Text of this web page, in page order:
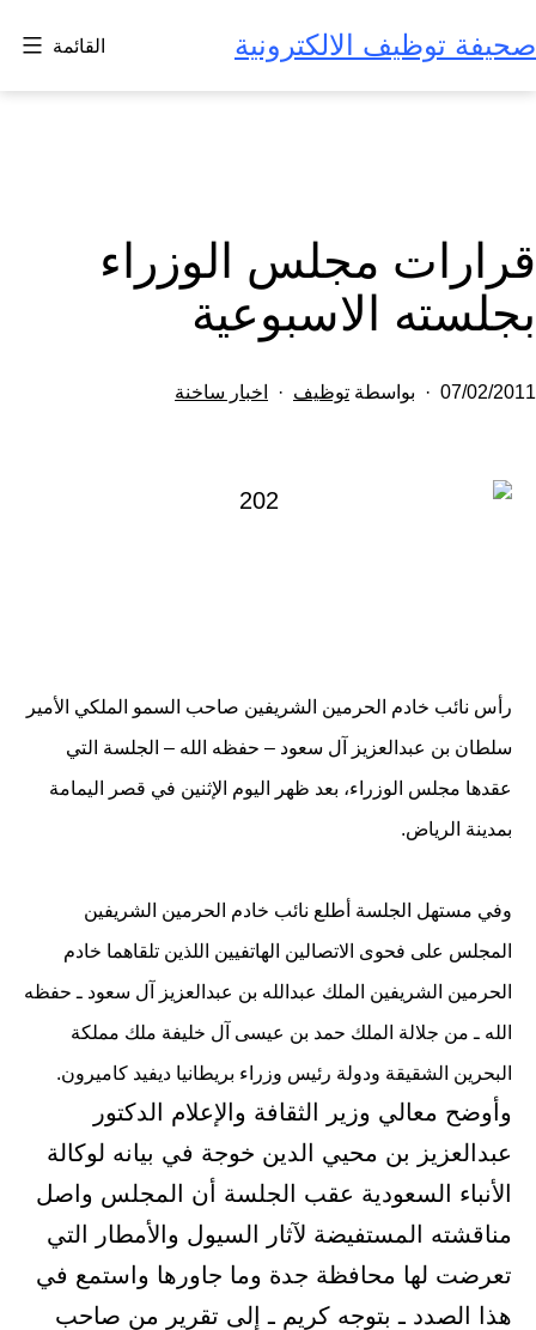
إلى
المحتوى
صحيفة توظيف الالكترونية القائمة
قرارات مجلس الوزراء
بجلسته الاسبوعية
تم
07/02/2011 بواسطة توظيف
مصنف
اخبار ساخنة
رأس نائب خادم الحرمين الشريفين صاحب السمو الملكي الأمير
سلطان بن عبدالعزيز آل سعود – حفظه الله – الجلسة التي
عقدها مجلس الوزراء، بعد ظهر اليوم الإثنين في قصر اليمامة
بمدينة الرياض.
وفي مستهل الجلسة أطلع نائب خادم الحرمين الشريفين
المجلس على فحوى الاتصالين الهاتفيين اللذين تلقاهما خادم
الحرمين الشريفين الملك عبدالله بن عبدالعزيز آل سعود ـ حفظه
الله ـ من جلالة الملك حمد بن عيسى آل خليفة ملك مملكة
البحرين الشقيقة ودولة رئيس وزراء بريطانيا ديفيد كاميرون.
وأوضح معالي وزير الثقافة والإعلام الدكتور
عبدالعزيز بن محيي الدين خوجة في بيانه لوكالة
الأنباء السعودية عقب الجلسة أن المجلس واصل
مناقشته المستفيضة لآثار السيول والأمطار التي
تعرضت لها محافظة جدة وما جاورها واستمع في
هذا الصدد ـ بتوجه كريم ـ إلى تقرير من صاحب